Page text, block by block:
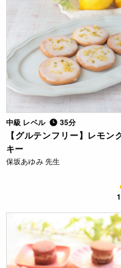
中級 レベル 35分
【グルテンフリー】レモン
キー
保坂あゆみ 先生